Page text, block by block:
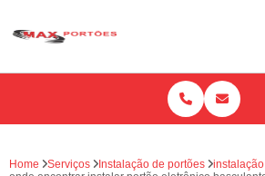
Home Serviços Instalação de portões